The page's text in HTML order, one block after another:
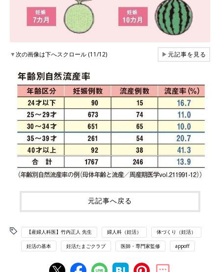
▼次の画像は下へスクロール (11/12) ▶元記事を見る
元記事へ戻る
【産婦人科医】竹内正人 先生 婦人科（妊活） 体づくり（妊活）
妊活の基本 妊活たまごクラブ 医師・専門家監修 appoff